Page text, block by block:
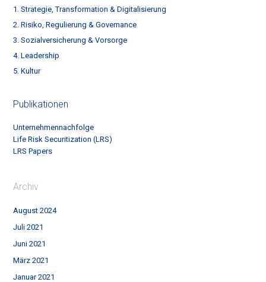
1. Strategie, Transformation & Digitalisierung
2. Risiko, Regulierung & Governance
3. Sozialversicherung & Vorsorge
4. Leadership
5. Kultur
Publikationen
Unternehmennachfolge
Life Risk Securitization (LRS)
LRS Papers
Archiv
August 2024
Juli 2021
Juni 2021
März 2021
Januar 2021